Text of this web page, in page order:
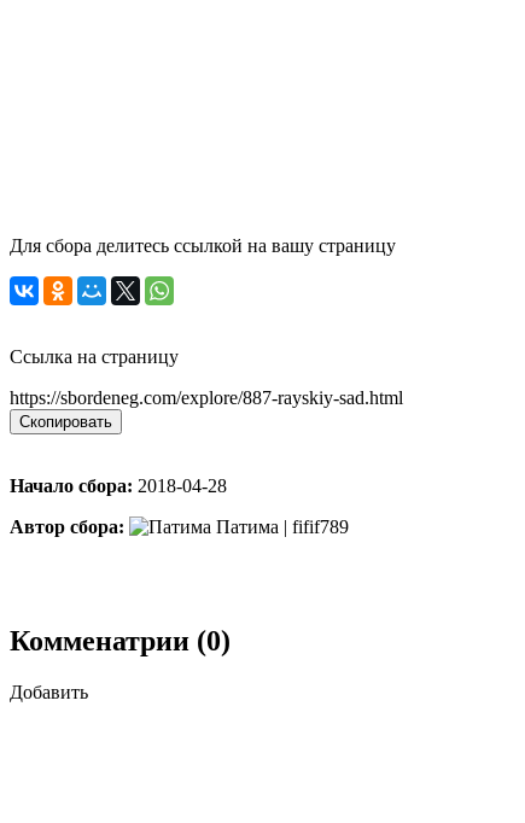
Для сбора делитесь ссылкой на вашу страницу
Ссылка на страницу
https://sbordeneg.com/explore/887-rayskiy-sad.html
Скопировать
Начало сбора: 2018-04-28
Автор сбора:
Патима | fifif789
Комменатрии (0)
Добавить